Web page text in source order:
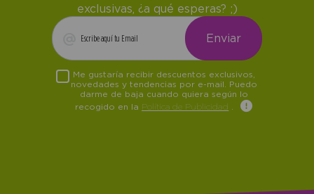
exclusivas, ¿a qué esperas? ;)
Me gustaría recibir descuentos exclusivos,
novedades y tendencias por e-mail. Puedo
darme de baja cuando quiera según lo
recogido en la Política de Publicidad